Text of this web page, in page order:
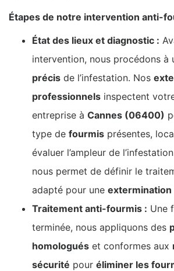
Étapes de notre intervention anti-
État des lieux et diagnostic :
intervention, nous procédons à
précis de l’infestation. Nos
professionnels inspectent
entreprise à Cannes (06400)
type de fourmis présentes,
évaluer l’ampleur de
nous permet de définir le
adapté pour une extermination
Traitement anti-fourmis : Une
terminée, nous appliquons des
homologués et conformes aux
sécurité pour éliminer les